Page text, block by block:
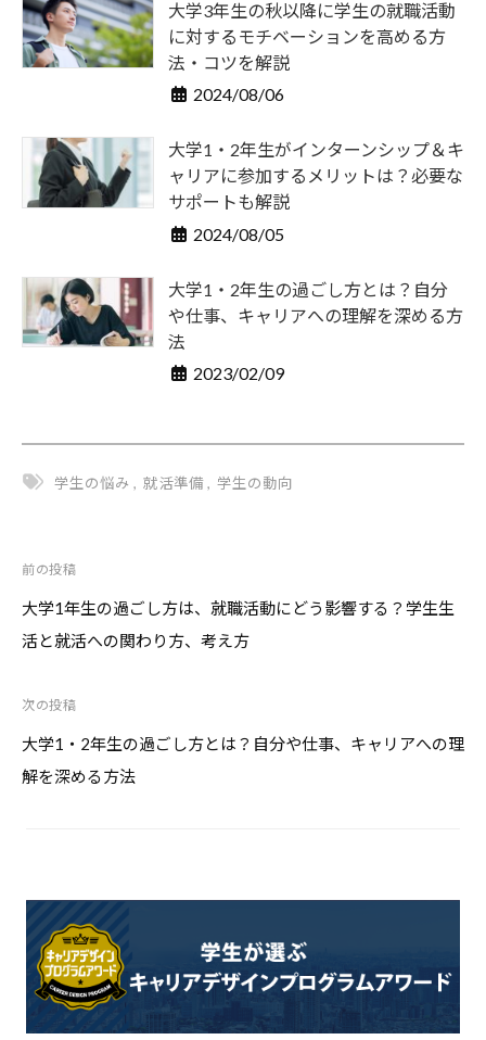
大学3年生の秋以降に学生の就職活動
に対するモチベーションを高める方
法・コツを解説
2024/08/06
大学1・2年生がインターンシップ＆キ
ャリアに参加するメリットは？必要な
サポートも解説
2024/08/05
大学1・2年生の過ごし方とは？自分
や仕事、キャリアへの理解を深める方
法
2023/02/09
学生の悩み , 就活準備, 学生の動向
投
稿
ナ
ー
シ
ョ
前の投稿
大学1年生の過ごし方は、就職活動にどう影響する？学生生
活と就活への関わり方、考え方
次の投稿
大学1・2年生の過ごし方とは？自分や仕事、キャリアへの理
解を深める方法